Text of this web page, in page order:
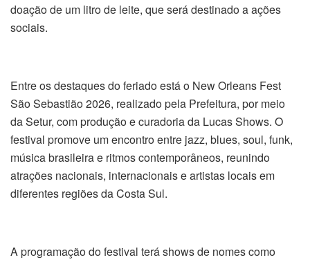
doação de um litro de leite, que será destinado a ações
sociais.
Entre os destaques do feriado está o New Orleans Fest
São Sebastião 2026, realizado pela Prefeitura, por meio
da Setur, com produção e curadoria da Lucas Shows. O
festival promove um encontro entre jazz, blues, soul, funk,
música brasileira e ritmos contemporâneos, reunindo
atrações nacionais, internacionais e artistas locais em
diferentes regiões da Costa Sul.
A programação do festival terá shows de nomes como